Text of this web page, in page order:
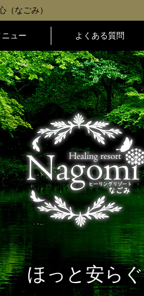
なごみ）
ュー よくある質問
ほっと安らぐ